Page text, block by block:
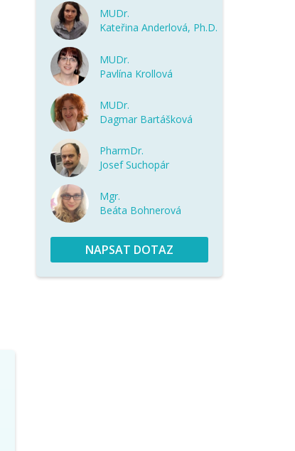
MUDr.
Kateřina Anderlová, Ph.D.
MUDr.
Pavlína Krollová
MUDr.
Dagmar Bartášková
PharmDr.
Josef Suchopár
Mgr.
Beáta Bohnerová
NAPSAT DOTAZ